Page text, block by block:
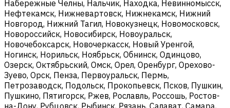
Набережные Челны, Нальчик, Находка, Невинномысск,
Нефтекамск, Нижневартовск, Нижнекамск, Нижний
Новгород, Нижний Тагил, Новокузнецк, Новомосковск,
Новороссийск, Новосибирск, Новоуральск,
Новочебоксарск, Новочеркасск, Новый Уренгой,
Ногинск, Норильск, Ноябрьск, Обнинск, Одинцово,
Озерск, Октябрьский, Омск, Орел, Оренбург, Орехово-
Зуево, Орск, Пенза, Первоуральск, Пермь,
Петрозаводск, Подольск, Прокопьевск, Псков, Пушкин,
Пушкино, Пятигорск, Ржев, Рославль, Россошь, Ростов-
на-Дону, Рубцовск, Рыбинск, Рязань, Салават, Самара,